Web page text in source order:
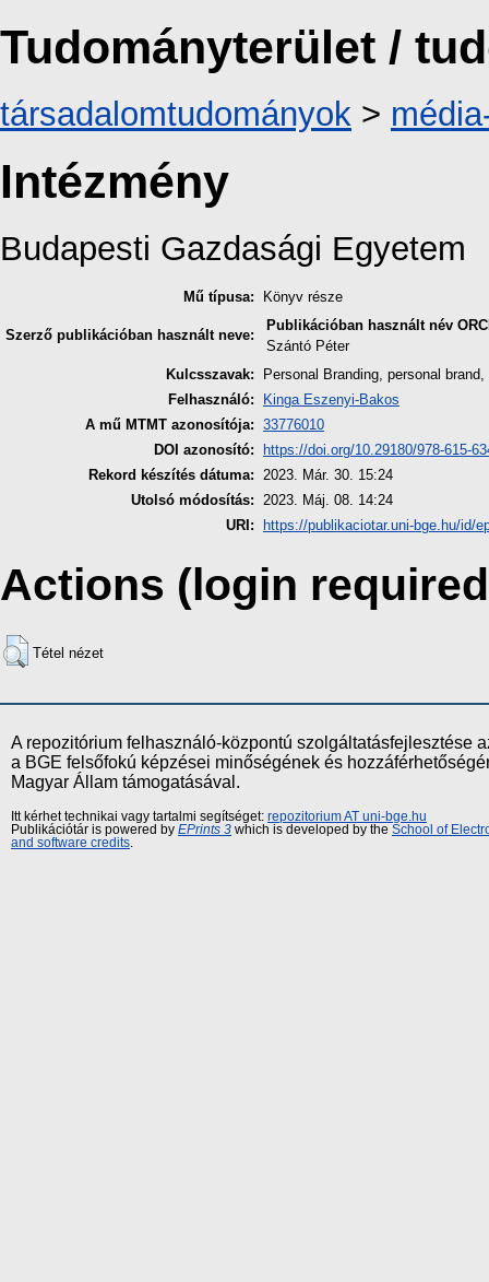
Tudományterület /
társadalomtudományok >
Intézmény
Budapesti Gazdasági Egyetem
Mű típusa: Könyv része
Szerző publikációban használt neve:
Publikációban használt név
Szántó Péter
Kulcsszavak:
Personal Branding, personal
Felhasználó:
Kinga Eszenyi-Bakos
A mű MTMT azonosítója: 33776010
DOI azonosító:
https://doi.org/10.29180/978-615-
Rekord készítés dátuma: 2023. Már. 30. 15:24
Utolsó módosítás: 2023. Máj. 08. 14:24
URI:
https://publikaciotar.uni-bge.hu/id/
Actions (login
Tétel nézet
A repozitórium felhasználó-központú szolgáltatásfejlesztése
a BGE felsőfokú képzései minőségének és
Magyar Állam támogatásával.
Itt kérhet technikai vagy tartalmi segítséget: repozitorium AT uni-bge.hu
Publikációtár is powered by EPrints 3 which is developed by the School of
and software credits.